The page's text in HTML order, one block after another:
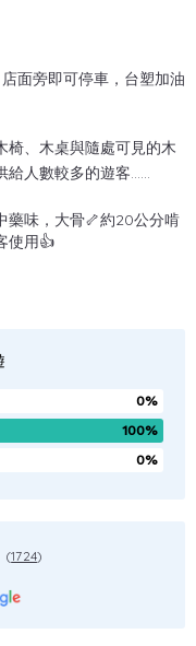
面旁即可停車，台塑加油
椅、木桌與隨處可見的木
給人數較多的遊客……
藥味，大骨🦴約20公分啃
使用👍
0%
100%
0%
(1724)